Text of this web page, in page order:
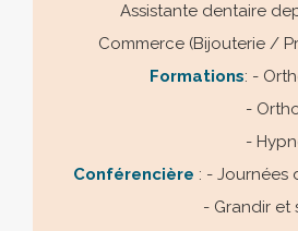
Assistante dentaire
Commerce (Bijouterie /
Formations: -
-
-
Conférencière : - Journées
- Grandir et